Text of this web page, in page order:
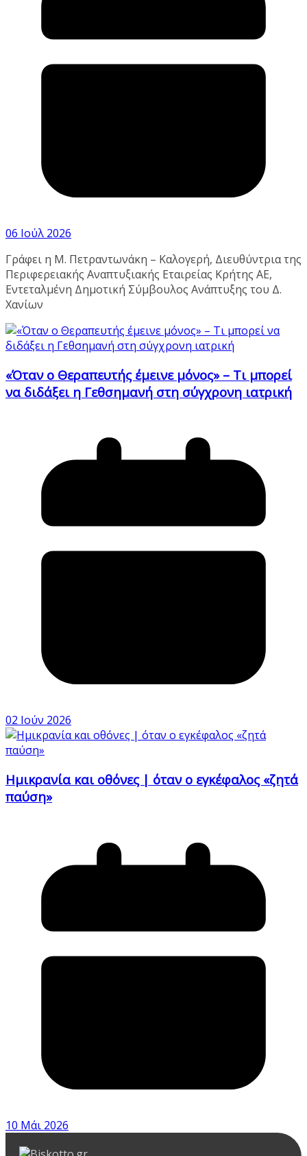
06 Ιούλ 2026
Γράφει η Μ. Πετραντωνάκη – Καλογερή, Διευθύντρια της
Περιφερειακής Αναπτυξιακής Εταιρείας Κρήτης ΑΕ,
Εντεταλμένη Δημοτική Σύμβουλος Ανάπτυξης του Δ.
Χανίων
«Όταν ο Θεραπευτής έμεινε μόνος» – Τι μπορεί
να διδάξει η Γεθσημανή στη σύγχρονη ιατρική
02 Ιούν 2026
Ημικρανία και οθόνες | όταν ο εγκέφαλος «ζητά
παύση»
10 Μάι 2026